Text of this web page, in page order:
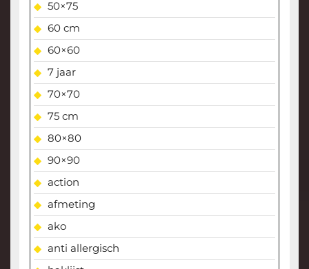
50×75
60 cm
60×60
7 jaar
70×70
75 cm
80×80
90×90
action
afmeting
ako
anti allergisch